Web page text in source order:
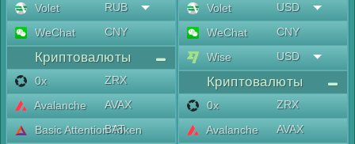
Volet
RUB
WeChat
CNY
Криптовалюты
0x
ZRX
Avalanche
AVAX
Basic Attention Token
BAT
Volet
USD
WeChat
CNY
Wise
USD
Криптовалюты
0x
ZRX
Avalanche
AVAX